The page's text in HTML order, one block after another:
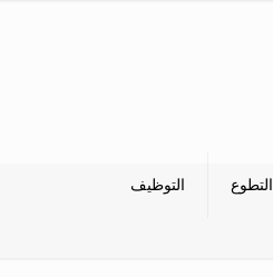
التطوع التوظيف